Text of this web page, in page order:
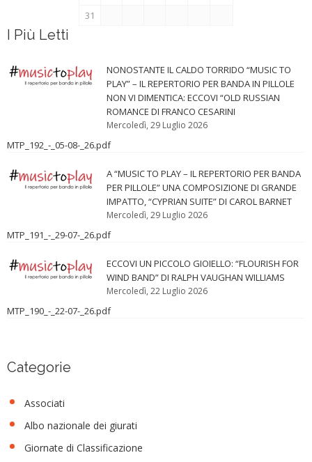
31
I Più Letti
NONOSTANTE IL CALDO TORRIDO “MUSIC TO
PLAY” – IL REPERTORIO PER BANDA IN PILLOLE
NON VI DIMENTICA: ECCOVI “OLD RUSSIAN
ROMANCE DI FRANCO CESARINI
Mercoledì, 29 Luglio 2026
MTP_192_-_05-08-_26.pdf
A “MUSIC TO PLAY – IL REPERTORIO PER BANDA
PER PILLOLE” UNA COMPOSIZIONE DI GRANDE
IMPATTO, “CYPRIAN SUITE” DI CAROL BARNET
Mercoledì, 29 Luglio 2026
MTP_191_-_29-07-_26.pdf
ECCOVI UN PICCOLO GIOIELLO: “FLOURISH FOR
WIND BAND” DI RALPH VAUGHAN WILLIAMS
Mercoledì, 22 Luglio 2026
MTP_190_-_22-07-_26.pdf
Categorie
Associati
Albo nazionale dei giurati
Giornate di Classificazione